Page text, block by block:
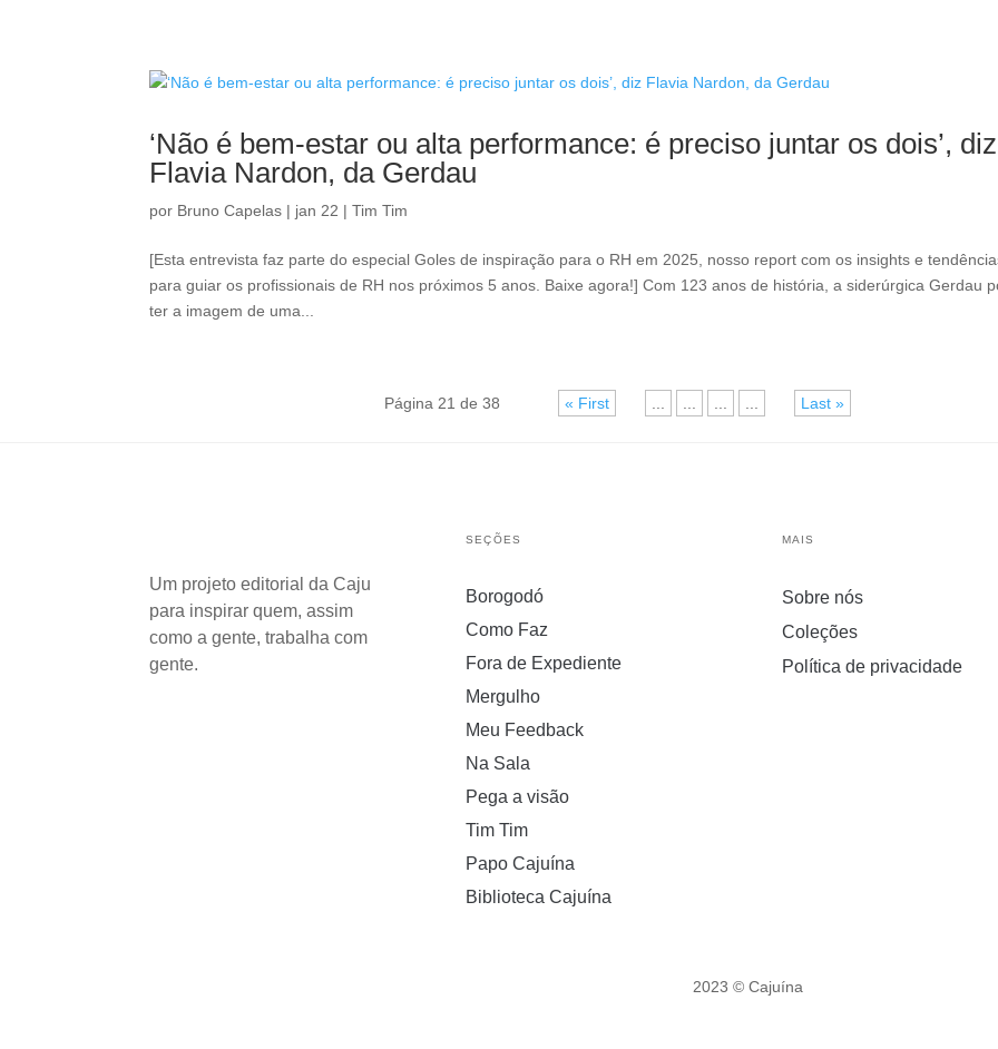
‘Não é bem-estar ou alta performance: é preciso juntar os dois’, diz
Flavia Nardon, da Gerdau
por Bruno Capelas | jan 22 |Tim Tim
[Esta entrevista faz parte do especial Goles de inspiração para o RH em 2025, nosso report com os insights e
para guiar os profissionais de RH nos próximos 5 anos. Baixe agora!] Com 123 anos de história, a siderúrgica Gerdau
ter a imagem de uma...
Página 21 de 38 « First Last »
Um projeto editorial da Caju
para inspirar quem, assim
como a gente, trabalha com
gente.
SEÇÕES
Borogodó
Como Faz
Fora de Expediente
Mergulho
Meu Feedback
Na Sala
Pega a visão
Tim Tim
Papo Cajuína
Biblioteca Cajuína
MAIS
Sobre nós
Coleções
Política de privacidade
2023 © Cajuína